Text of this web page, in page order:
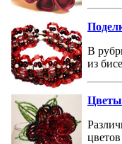
В
из
Цветы